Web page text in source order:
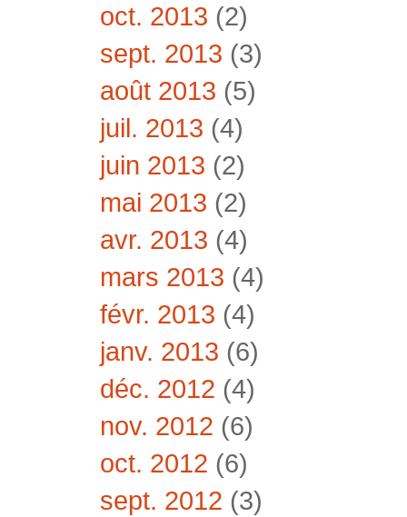
oct. 2013 (2)
sept. 2013 (3)
août 2013 (5)
juil. 2013 (4)
juin 2013 (2)
mai 2013 (2)
avr. 2013 (4)
mars 2013 (4)
févr. 2013 (4)
janv. 2013 (6)
déc. 2012 (4)
nov. 2012 (6)
oct. 2012 (6)
sept. 2012 (3)